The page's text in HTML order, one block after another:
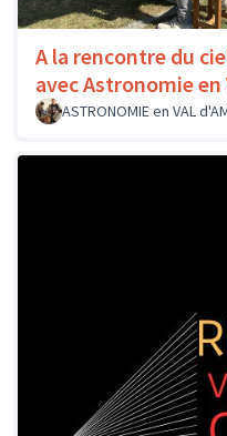
A la rencontre du
avec Astronomie en
ASTRONOMIE en VAL